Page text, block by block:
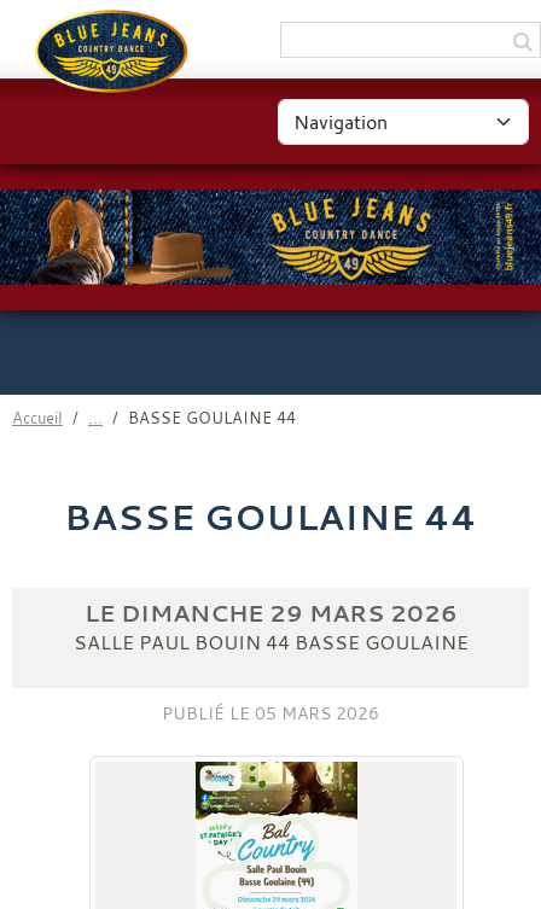
Accueil BASSE GOULAINE 44
BASSE GOULAINE 44
LE DIMANCHE 29 MARS 2026
SALLE PAUL BOUIN 44 BASSE GOULAINE
PUBLIÉ LE 05 MARS 2026
Panneau de gestion des cookies